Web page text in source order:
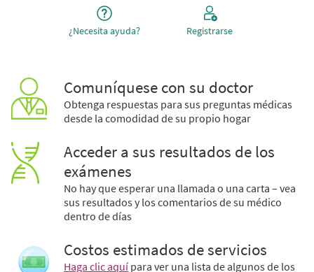
¿Necesita ayuda? Registrarse
Comuníquese con su doctor
Obtenga respuestas para sus preguntas médicas
desde la comodidad de su propio hogar
Acceder a sus resultados de los
exámenes
No hay que esperar una llamada o una carta – vea
sus resultados y los comentarios de su médico
dentro de días
Costos estimados de servicios
Haga clic aquí para ver una lista de algunos de los